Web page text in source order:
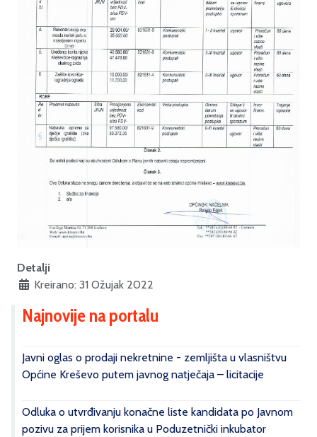
Detalji
Kreirano: 31 Ožujak 2022
Najnovije na portalu
Javni oglas o prodaji nekretnine - zemljišta u vlasništvu
Općine Kreševo putem javnog natječaja – licitacije
Odluka o utvrđivanju konačne liste kandidata po Javnom
pozivu za prijem korisnika u Poduzetnički inkubator